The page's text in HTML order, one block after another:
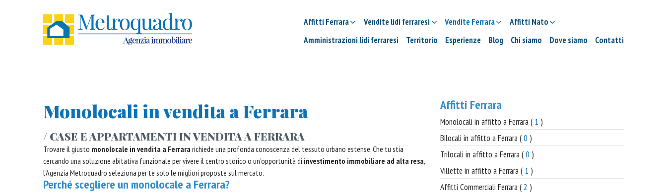
Affitti Ferrara Vendite lidi ferraresi Vendite Ferrara
Affitti Nato
Amministrazioni lidi ferraresi
Territorio Esperienze Blog Chi siamo Dove siamo Contatti
Monolocali in vendita a Ferrara
/ CASE E APPARTAMENTI IN VENDITA A FERRARA
Trovare il giusto monolocale in vendita a Ferrara richiede una profonda conoscenza del tessuto urbano estense. Che tu stia
cercando una soluzione abitativa funzionale per vivere il centro storico o un’opportunità di investimento immobiliare ad alta resa,
l’Agenzia Metroquadro seleziona per te solo le migliori proposte sul mercato.
Perché scegliere un monolocale a Ferrara?
Affitti Ferrara
Monolocali in affitto a Ferrara ( 1 )
Bilocali in affitto a Ferrara (0 )
Trilocali in affitto a Ferrara (0 )
Villette in affitto a Ferrara ( 1 )
Affitti Commerciali Ferrara (2 )